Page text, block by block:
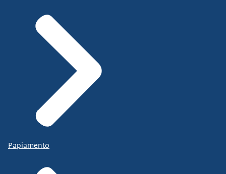
Papiamento